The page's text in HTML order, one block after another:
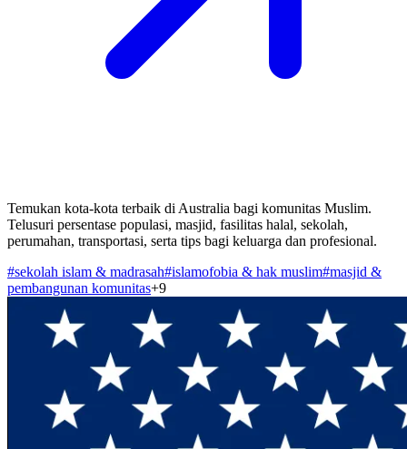
Temukan kota-kota terbaik di Australia bagi komunitas Muslim.
Telusuri persentase populasi, masjid, fasilitas halal, sekolah,
perumahan, transportasi, serta tips bagi keluarga dan profesional.
#sekolah islam & madrasah#islamofobia & hak muslim#masjid &
pembangunan komunitas+9